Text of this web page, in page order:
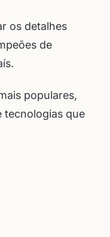
os detalhes
de
populares,
tecnologias que